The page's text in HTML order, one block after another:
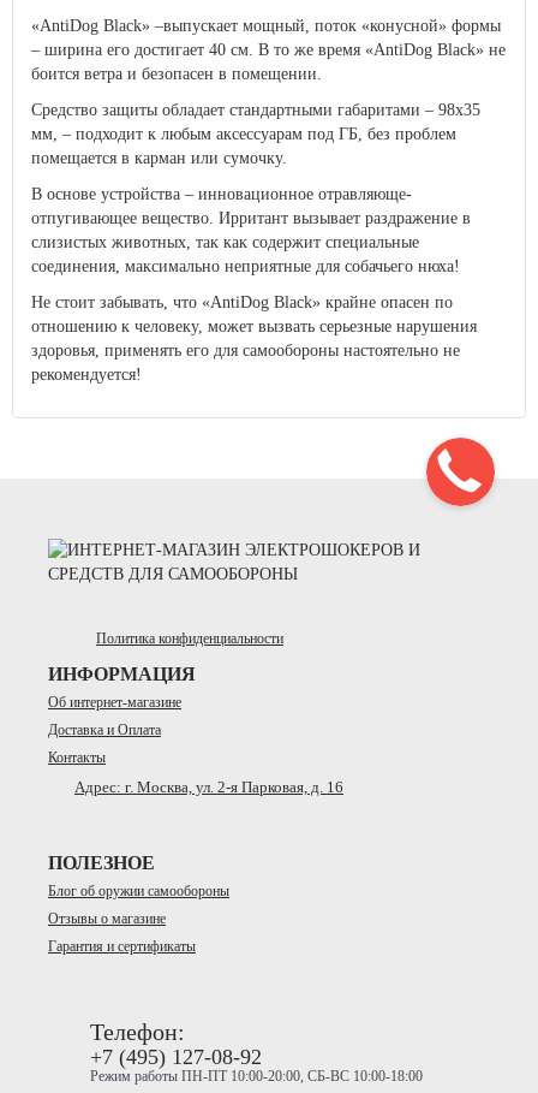
«AntiDog Black» –выпускает мощный, поток «конусной» формы
– ширина его достигает 40 см. В то же время «AntiDog Black» не
боится ветра и безопасен в помещении.
Средство защиты обладает стандартными габаритами – 98х35
мм, – подходит к любым аксессуарам под ГБ, без проблем
помещается в карман или сумочку.
В основе устройства – инновационное отравляюще-
отпугивающее вещество. Ирритант вызывает раздражение в
слизистых животных, так как содержит специальные
соединения, максимально неприятные для собачьего нюха!
Не стоит забывать, что «AntiDog Black» крайне опасен по
отношению к человеку, может вызвать серьезные нарушения
здоровья, применять его для самообороны настоятельно не
рекомендуется!
Политика конфиденциальности
ИНФОРМАЦИЯ
Об интернет-магазине
Доставка и Оплата
Контакты
Адрес: г. Москва, ул. 2-я Парковая, д. 16
ПОЛЕЗНОЕ
Блог об оружии самообороны
Отзывы о магазине
Гарантия и сертификаты
Телефон:
+7 (495) 127-08-92
Режим работы ПН-ПТ 10:00-20:00, СБ-ВС 10:00-18:00